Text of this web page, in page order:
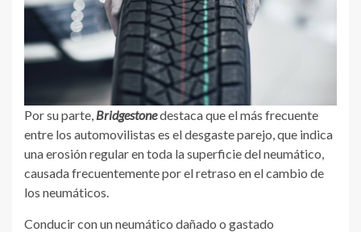
Por su parte, Bridgestonedestaca que el más frecuente
entre los automovilistas es el desgaste parejo, que indica
una erosión regular en toda la superficie del neumático,
causada frecuentemente por el retraso en el cambio de
los neumáticos.
Conducir con un neumático dañado o gastado